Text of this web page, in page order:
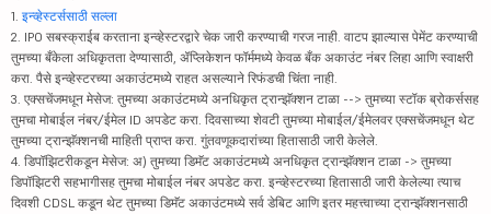
1. इन्व्हेस्टर्ससाठी सल्ला
2. IPO सबस्क्राईब करताना इन्व्हेस्टरद्वारे चेक जारी करण्याची गरज नाही. वाटप झाल्यास पेमेंट करण्याची
तुमच्या बँकेला अधिकृतता देण्यासाठी, ॲप्लिकेशन फॉर्ममध्ये केवळ बँक अकाउंट नंबर लिहा आणि स्वाक्षरी
करा. पैसे इन्व्हेस्टरच्या अकाउंटमध्ये राहत असल्याने रिफंडची चिंता नाही.
3. एक्सचेंजमधून मेसेज: तुमच्या अकाउंटमध्ये अनधिकृत ट्रान्झॅक्शन टाळा --> तुमच्या स्टॉक ब्रोकर्ससह
तुमचा मोबाईल नंबर/ईमेल ID अपडेट करा. दिवसाच्या शेवटी तुमच्या मोबाईल/ईमेलवर एक्सचेंजमधून थेट
तुमच्या ट्रान्झॅक्शनची माहिती प्राप्त करा. गुंतवणूकदारांच्या हितासाठी जारी केलेले.
4. डिपॉझिटरीकडून मेसेज: अ) तुमच्या डिमॅट अकाउंटमध्ये अनधिकृत ट्रान्झॅक्शन टाळा -> तुमच्या
डिपॉझिटरी सहभागीसह तुमचा मोबाईल नंबर अपडेट करा. इन्व्हेस्टरच्या हितासाठी जारी केलेल्या त्याच
दिवशी CDSL कडून थेट तुमच्या डिमॅट अकाउंटमध्ये सर्व डेबिट आणि इतर महत्त्वाच्या ट्रान्झॅक्शनसाठी